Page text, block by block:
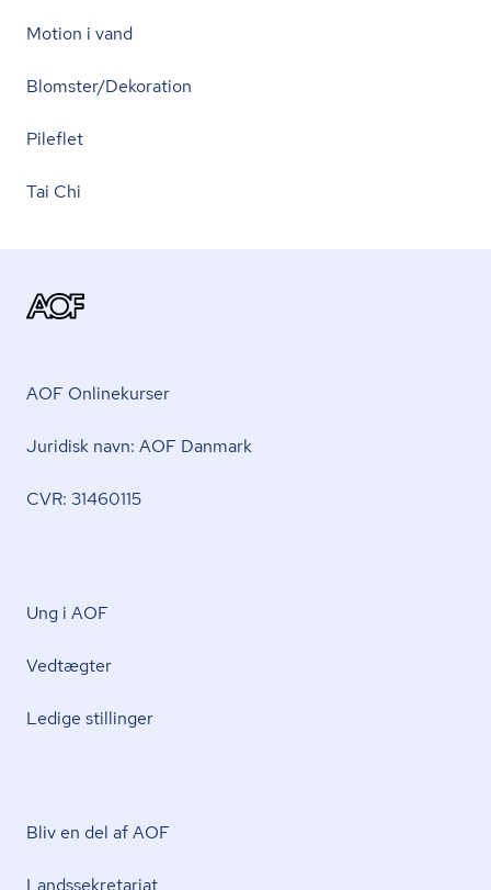
Motion i vand
Blomster/Dekoration
Pileflet
Tai Chi
AOF Onlinekurser
Juridisk navn: AOF Danmark
CVR: 31460115
Ung i AOF
Vedtægter
Ledige stillinger
Bliv en del af AOF
Lands­se­kre­ta­ri­at